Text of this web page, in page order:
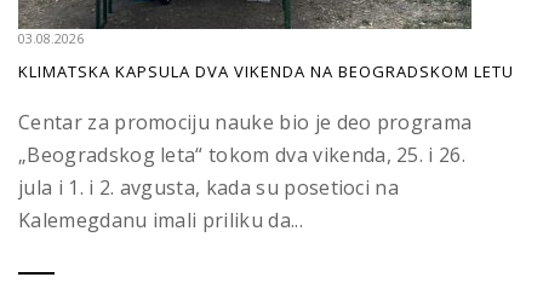
03.08.2026
KLIMATSKA KAPSULA DVA VIKENDA NA BEOGRADSKOM LETU
Centar za promociju nauke bio je deo programa
„Beogradskog leta“ tokom dva vikenda, 25. i 26.
jula i 1. i 2. avgusta, kada su posetioci na
Kalemegdanu imali priliku da...